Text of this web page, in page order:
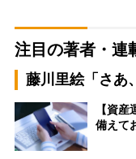
注目の著者・連
藤川里絵「さあ
【資
備えて